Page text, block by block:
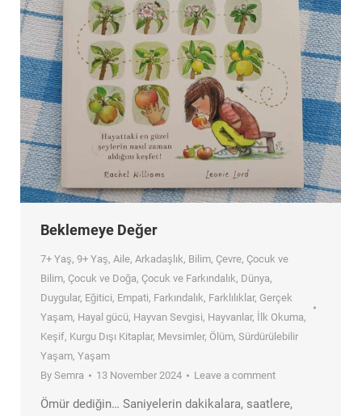
Beklemeye Değer
7+ Yaş, 9+ Yaş, Aile, Arkadaşlık, Bilim, Çevre, Çocuk ve
Bilim, Çocuk ve Doğa, Çocuk ve Farkındalık, Dünya,
Duygular, Eğitici, Empati, Farkındalık, Farklılıklar, Gerçek
Yaşam, Hayal gücü, Hayvan Sevgisi, Hayvanlar, İlk Okuma,
Keşif, Kurgu Dışı Kitaplar, Mevsimler, Ölüm, Sürdürülebilir
Yaşam, Yaşam
By Semra 13 November 2024 Leave a comment
Ömür dediğin… Saniyelerin dakikalara, saatlere,